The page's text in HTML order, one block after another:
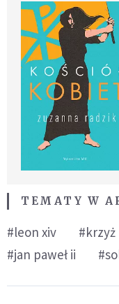
TEMATY W
#leon xiv #krzyż
#jan paweł ii